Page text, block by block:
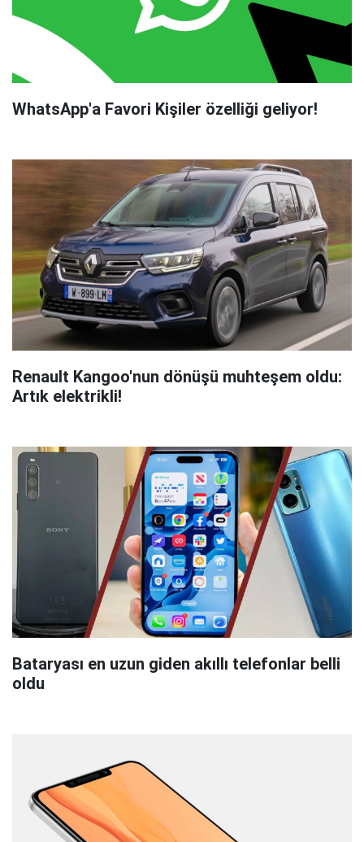
WhatsApp'a Favori Kişiler özelliği geliyor!
Renault Kangoo'nun dönüşü muhteşem oldu:
Artık elektrikli!
Bataryası en uzun giden akıllı telefonlar belli
oldu